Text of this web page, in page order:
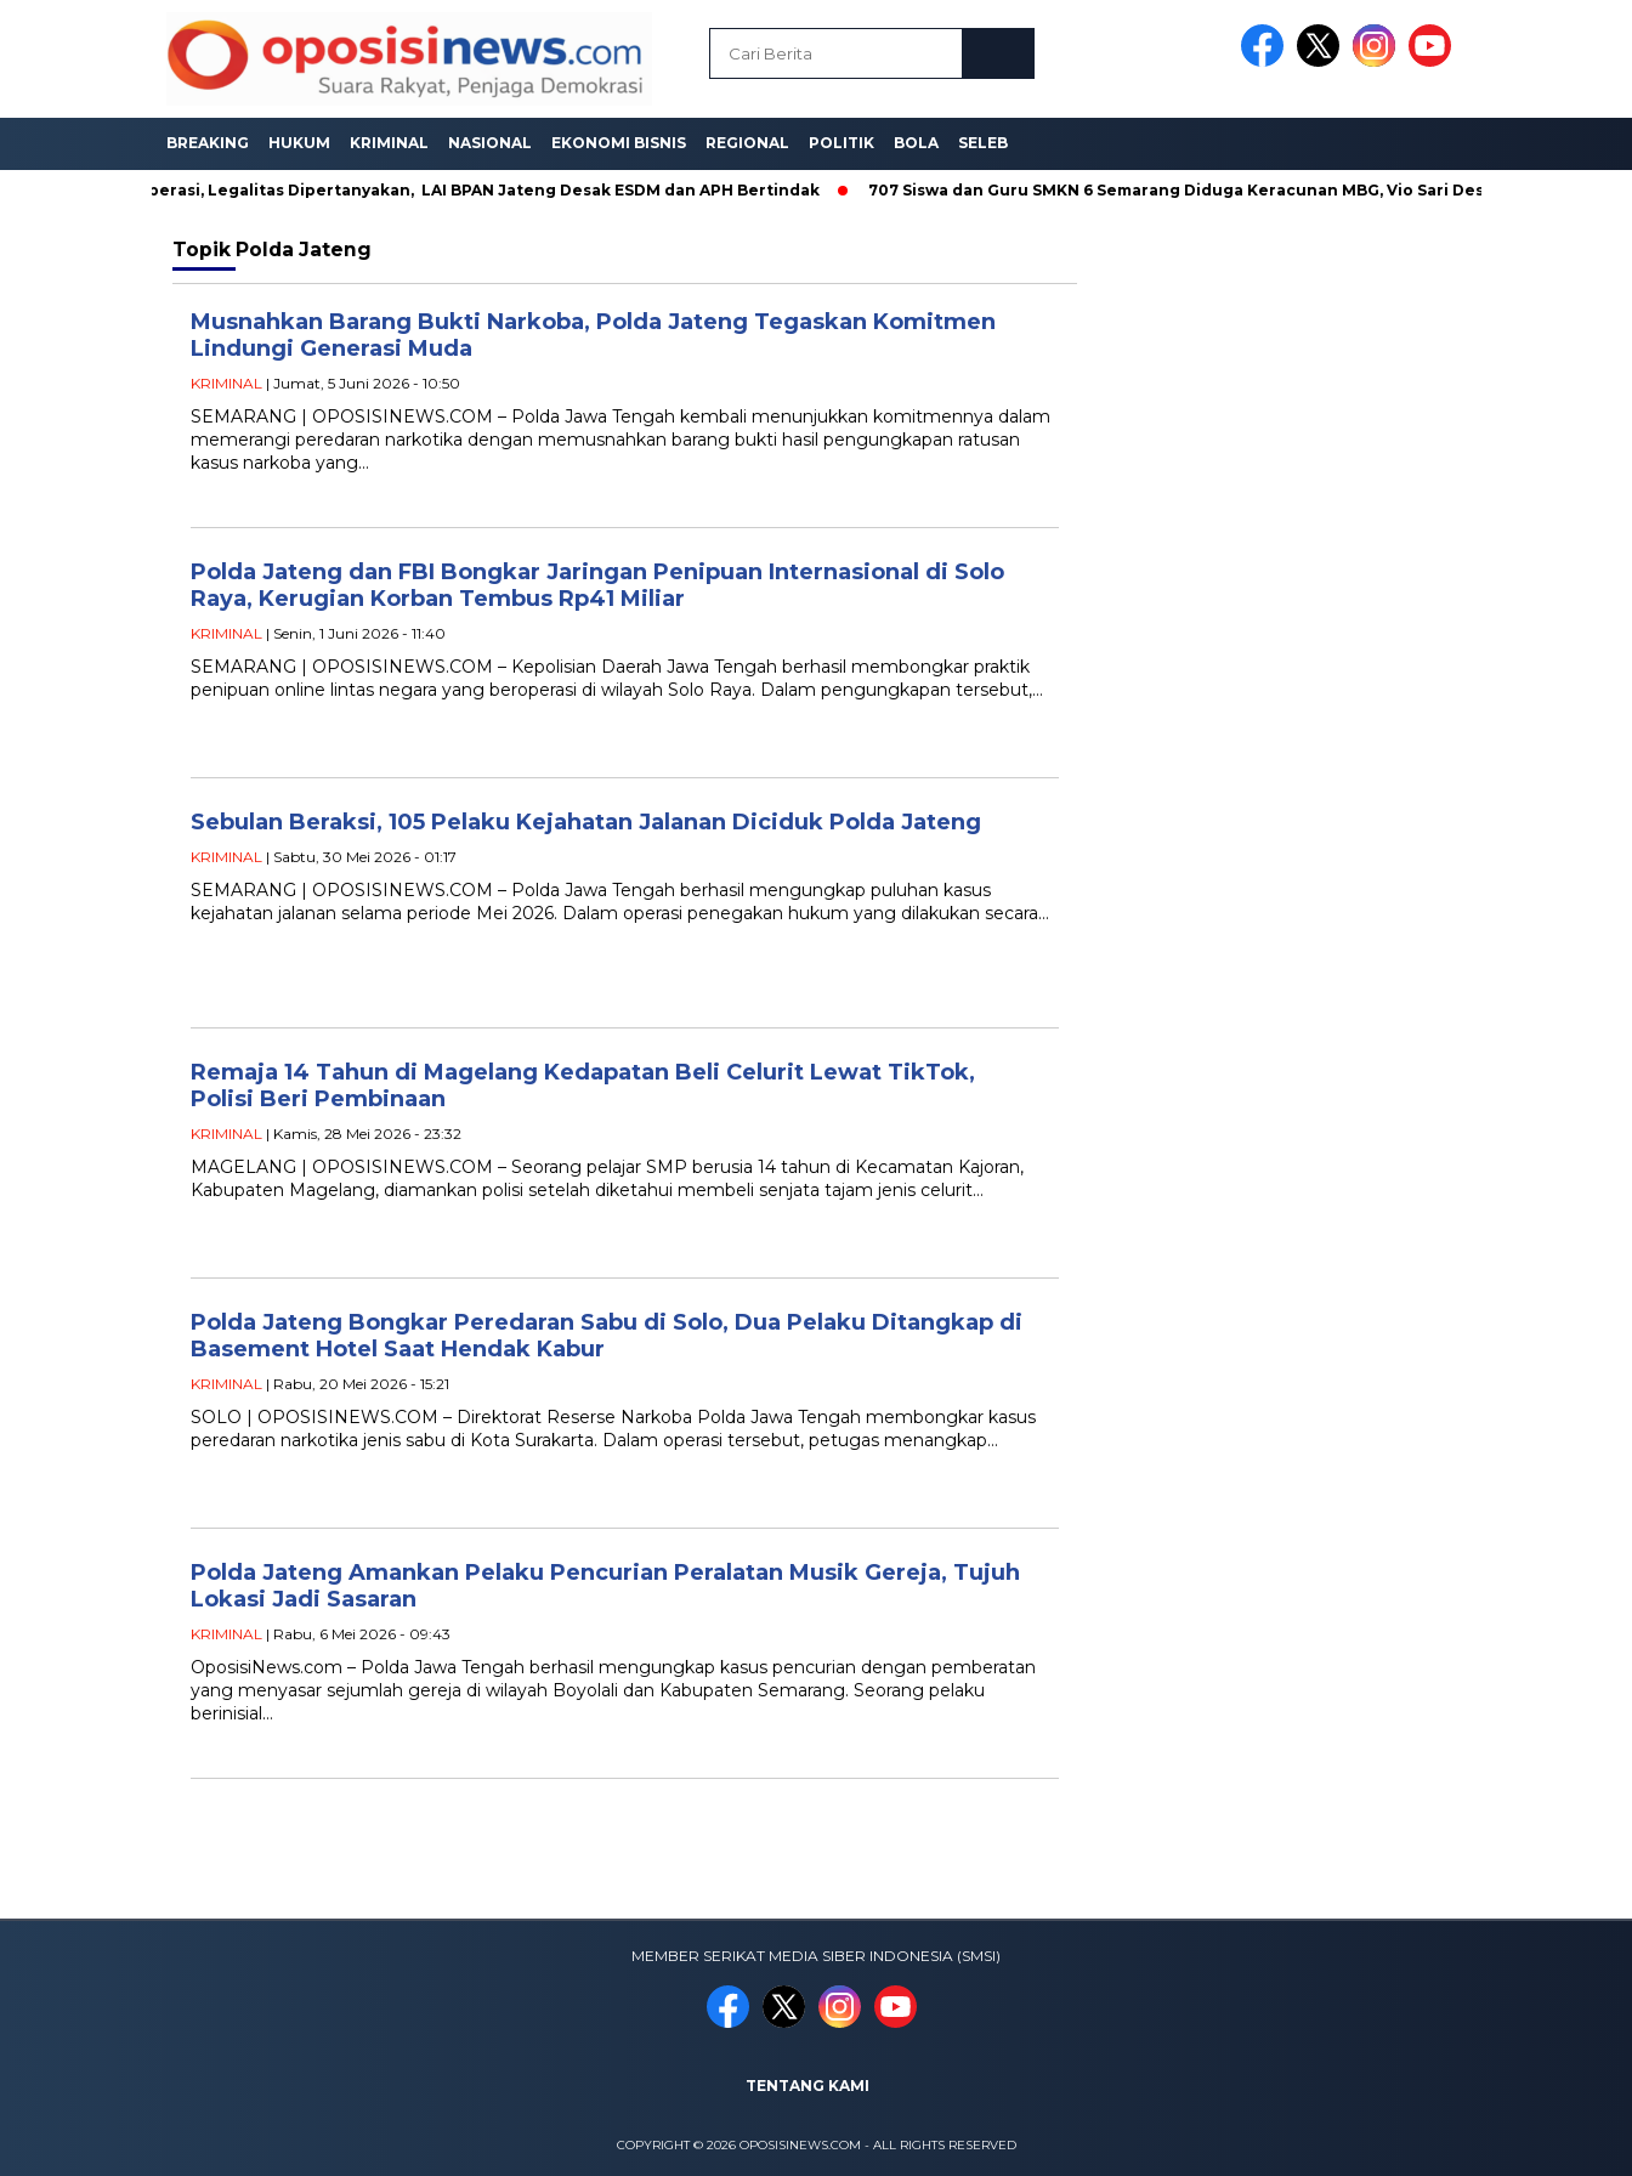
BREAKING HUKUM KRIMINAL NASIONAL EKONOMI BISNIS REGIONAL POLITIK BOLA SELEB
Masih Beroperasi, Legalitas Dipertanyakan, LAI BPAN Jateng Desak ESDM dan APH Bertindak 707 Siswa dan Guru SMKN 6 Semarang Diduga Keracunan MBG, Vio Sari Desak Pengusutan
Topik Polda Jateng
Musnahkan Barang Bukti Narkoba, Polda Jateng Tegaskan Komitmen
Lindungi Generasi Muda
KRIMINAL | Jumat, 5 Juni 2026 - 10:50
SEMARANG | OPOSISINEWS.COM – Polda Jawa Tengah kembali menunjukkan komitmennya dalam
memerangi peredaran narkotika dengan memusnahkan barang bukti hasil pengungkapan ratusan
kasus narkoba yang…
Polda Jateng dan FBI Bongkar Jaringan Penipuan Internasional di Solo
Raya, Kerugian Korban Tembus Rp41 Miliar
KRIMINAL | Senin, 1 Juni 2026 - 11:40
SEMARANG | OPOSISINEWS.COM – Kepolisian Daerah Jawa Tengah berhasil membongkar praktik
penipuan online lintas negara yang beroperasi di wilayah Solo Raya. Dalam pengungkapan tersebut,…
Sebulan Beraksi, 105 Pelaku Kejahatan Jalanan Diciduk Polda Jateng
KRIMINAL | Sabtu, 30 Mei 2026 - 01:17
SEMARANG | OPOSISINEWS.COM – Polda Jawa Tengah berhasil mengungkap puluhan kasus
kejahatan jalanan selama periode Mei 2026. Dalam operasi penegakan hukum yang dilakukan secara…
Remaja 14 Tahun di Magelang Kedapatan Beli Celurit Lewat TikTok,
Polisi Beri Pembinaan
KRIMINAL | Kamis, 28 Mei 2026 - 23:32
MAGELANG | OPOSISINEWS.COM – Seorang pelajar SMP berusia 14 tahun di Kecamatan Kajoran,
Kabupaten Magelang, diamankan polisi setelah diketahui membeli senjata tajam jenis celurit…
Polda Jateng Bongkar Peredaran Sabu di Solo, Dua Pelaku Ditangkap di
Basement Hotel Saat Hendak Kabur
KRIMINAL | Rabu, 20 Mei 2026 - 15:21
SOLO | OPOSISINEWS.COM – Direktorat Reserse Narkoba Polda Jawa Tengah membongkar kasus
peredaran narkotika jenis sabu di Kota Surakarta. Dalam operasi tersebut, petugas menangkap…
Polda Jateng Amankan Pelaku Pencurian Peralatan Musik Gereja, Tujuh
Lokasi Jadi Sasaran
KRIMINAL | Rabu, 6 Mei 2026 - 09:43
OposisiNews.com – Polda Jawa Tengah berhasil mengungkap kasus pencurian dengan pemberatan
yang menyasar sejumlah gereja di wilayah Boyolali dan Kabupaten Semarang. Seorang pelaku
berinisial…
MEMBER SERIKAT MEDIA SIBER INDONESIA (SMSI)
TENTANG KAMI
COPYRIGHT © 2026 OPOSISINEWS.COM - ALL RIGHTS RESERVED